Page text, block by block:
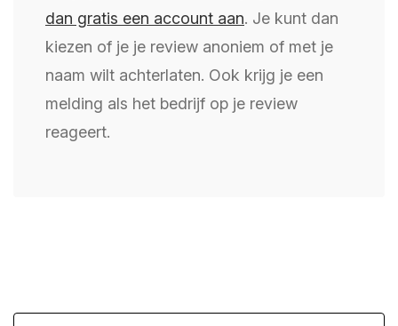
dan gratis een account aan. Je kunt dan
kiezen of je je review anoniem of met je
naam wilt achterlaten. Ook krijg je een
melding als het bedrijf op je review
reageert.